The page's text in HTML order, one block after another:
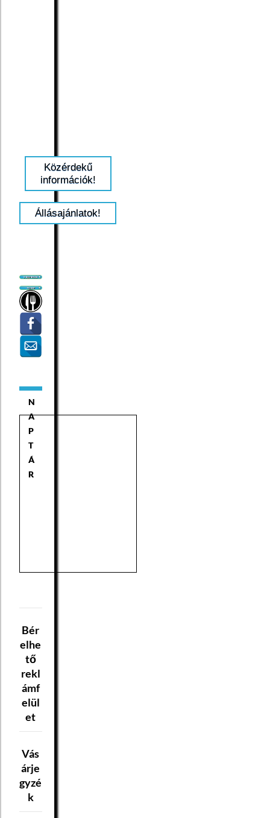
Közérdekű
információk!
Állásajánlatok!
N
A
P
T
Á
R
Bér
elhe
tő
rekl
ámf
elül
et
Vás
árje
gyzé
k